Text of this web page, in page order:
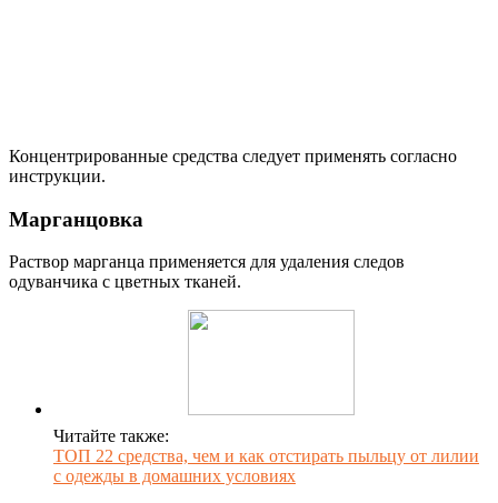
Концентрированные средства следует применять согласно
инструкции.
Марганцовка
Раствор марганца применяется для удаления следов
одуванчика с цветных тканей.
Читайте также:
ТОП 22 средства, чем и как отстирать пыльцу от лилии
с одежды в домашних условиях